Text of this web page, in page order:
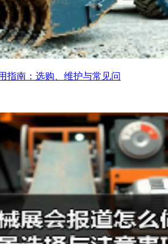
指南：选购、维护与常见问